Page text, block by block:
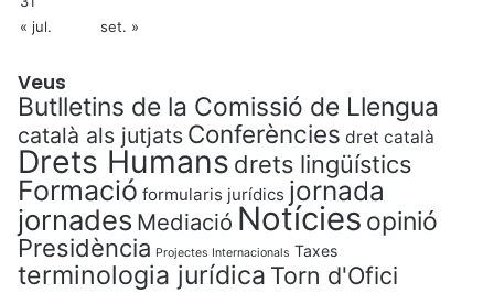
« jul.
set. »
Veus
Butlletins de la Comissió de Llengua
català als jutjats Conferències dret català
Drets Humans drets lingüístics
Formació formularis jurídics jornada
jornades Mediació Notícies opinió
Presidència Projectes Internacionals Taxes
terminologia jurídica Torn d'Ofici